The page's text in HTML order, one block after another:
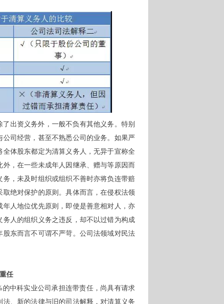
出资义务外，一般不负有其他义务。特别
司经营，甚至不熟悉公司的业务。如果严
体股东都定为清算义务人，无异于宣称全
，在一些未成年人因继承、赠与等原因而
，未及时组织或组织不善时亦将负连带赔
绝对保护的原则。具体而言，在侵权法领
人地位优先原则，即使是善意相对人，亦
人的组织义务之违反，却不以过错为构成
东而言不可谓不严苛。公司法领域对民法
任
的中科实业公司承担连带责任，尚具有请求
、新的法律与旧的司法解释，对清算义务